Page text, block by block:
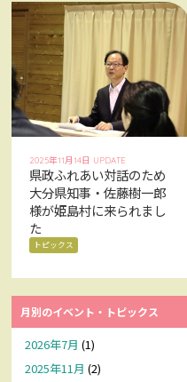
2025年11月14日 UPDATE
県政ふれあい対話のため
大分県知事・佐藤樹一郎
様が姫島村に来られまし
た
トピックス
月別のイベント・トピックス
2026年7月 (1)
2025年11月 (2)